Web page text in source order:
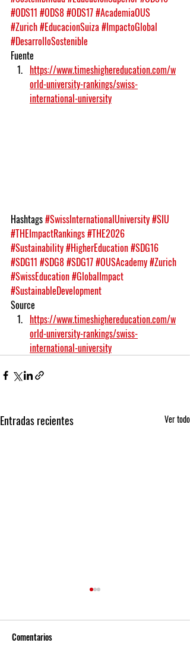
#ODS11 #ODS8#ODS17#AcademiaOUS
#Zurich#EducacionSuiza#ImpactoGlobal
#DesarrolloSostenible
Fuente
https://www.timeshighereducation.com/w
orld-university-rankings/swiss-
international-university
Hashtags#SwissInternationalUniversity#SIU
#THEImpactRankings#THE2026
#Sustainability#HigherEducation#SDG16
#SDG11 #SDG8#SDG17#OUSAcademy#Zurich
#SwissEducation#GlobalImpact
#SustainableDevelopment
Source
https://www.timeshighereducation.com/w
orld-university-rankings/swiss-
international-university
Entradas recientes Ver todo
Comentarios